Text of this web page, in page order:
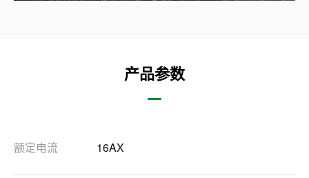
产品参数
额定电流 16AX